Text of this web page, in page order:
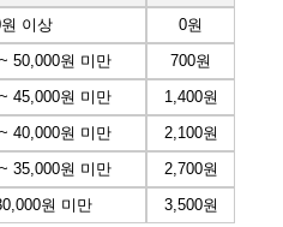
이상
0원
50,000원 미만
700원
45,000원 미만
1,400원
40,000원 미만
2,100원
35,000원 미만
2,700원
원 미만 3,500원